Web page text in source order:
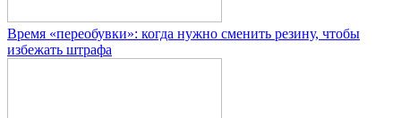
Время «переобувки»: когда нужно сменить резину, чтобы
избежать штрафа